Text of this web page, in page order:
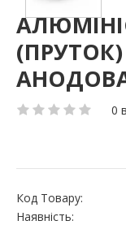
(ПРУТОК)
0
Код Товару:
Наявність: